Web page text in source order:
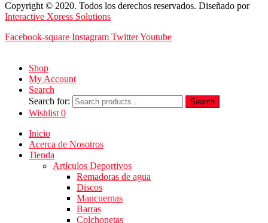
Copyright © 2020. Todos los derechos reservados. Diseñado por
Interactive Xpress Solutions
Facebook-square Instagram TwitterYoutube
Shop
My Account
Search
Search for:
Search
Wishlist 0
Inicio
Acerca de Nosotros
Tienda
Artículos Deportivos
Remadoras de agua
Discos
Mancuernas
Barras
Colchonetas